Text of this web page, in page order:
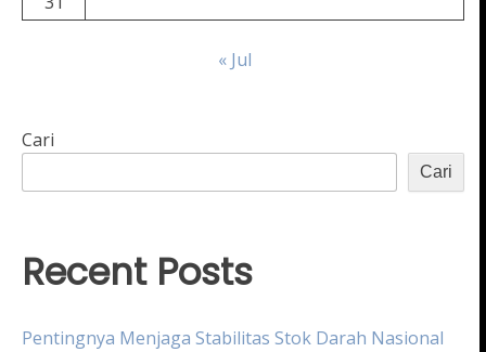
« Jul
Cari
Cari
Recent Posts
Pentingnya Menjaga Stabilitas Stok Darah Nasional